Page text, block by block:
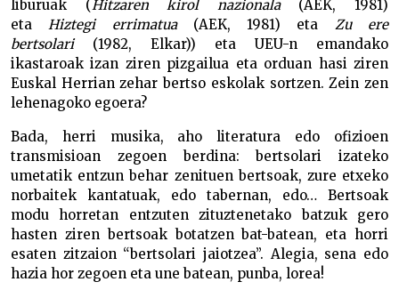
liburuak (Hitzaren kirol nazionala(AEK, 1981)
etaHiztegi errimatua(AEK, 1981) eta Zu ere
bertsolari(1982, Elkar)) eta UEU-n emandako
ikastaroak izan ziren pizgailua eta orduan hasi ziren
Euskal Herrian zehar bertso eskolak sortzen. Zein zen
lehenagoko egoera?
Bada, herri musika, aho literatura edo ofizioen
transmisioan zegoen berdina: bertsolari izateko
umetatik entzun behar zenituen bertsoak, zure etxeko
norbaitek kantatuak, edo tabernan, edo… Bertsoak
modu horretan entzuten zituztenetako batzuk gero
hasten ziren bertsoak botatzen bat-batean, eta horri
esaten zitzaion “bertsolari jaiotzea”. Alegia, sena edo
hazia hor zegoen eta une batean, punba, lorea!